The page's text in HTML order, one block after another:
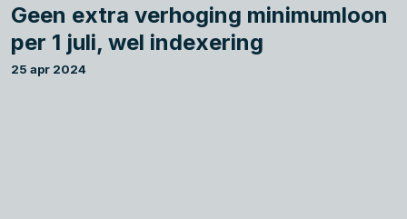
Geen extra verhoging minimumloon
per 1 juli, wel indexering
25 apr 2024